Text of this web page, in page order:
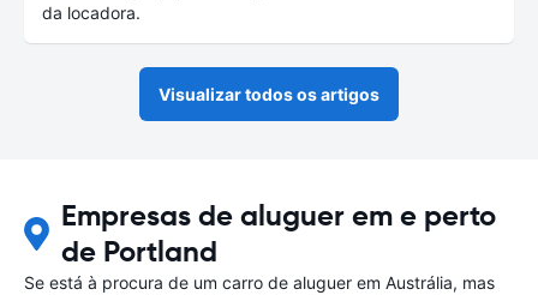
da locadora.
Visualizar todos os artigos
Empresas de aluguer em e perto
de Portland
Se está à procura de um carro de aluguer em Austrália, mas